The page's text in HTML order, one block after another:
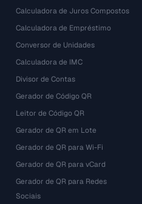
Calculadora de Juros Compostos
Calculadora de Empréstimo
Conversor de Unidades
Calculadora de IMC
Divisor de Contas
Gerador de Código QR
Leitor de Código QR
Gerador de QR em Lote
Gerador de QR para Wi-Fi
Gerador de QR para vCard
Gerador de QR para Redes
Sociais